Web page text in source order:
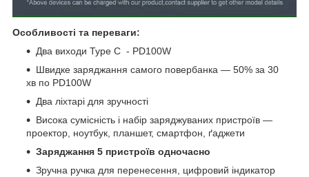
Особливості та переваги:
Два виходи Type C - PD100W
Швидке заряджання самого повербанка — 50% за 30
хв по PD100W
Два ліхтарі для зручності
Висока сумісність і набір заряджуваних пристроїв —
проектор, ноутбук, планшет, смартфон, ґаджети
Заряджання 5 пристроїв одночасно
Зручна ручка для перенесення, цифровий індикатор